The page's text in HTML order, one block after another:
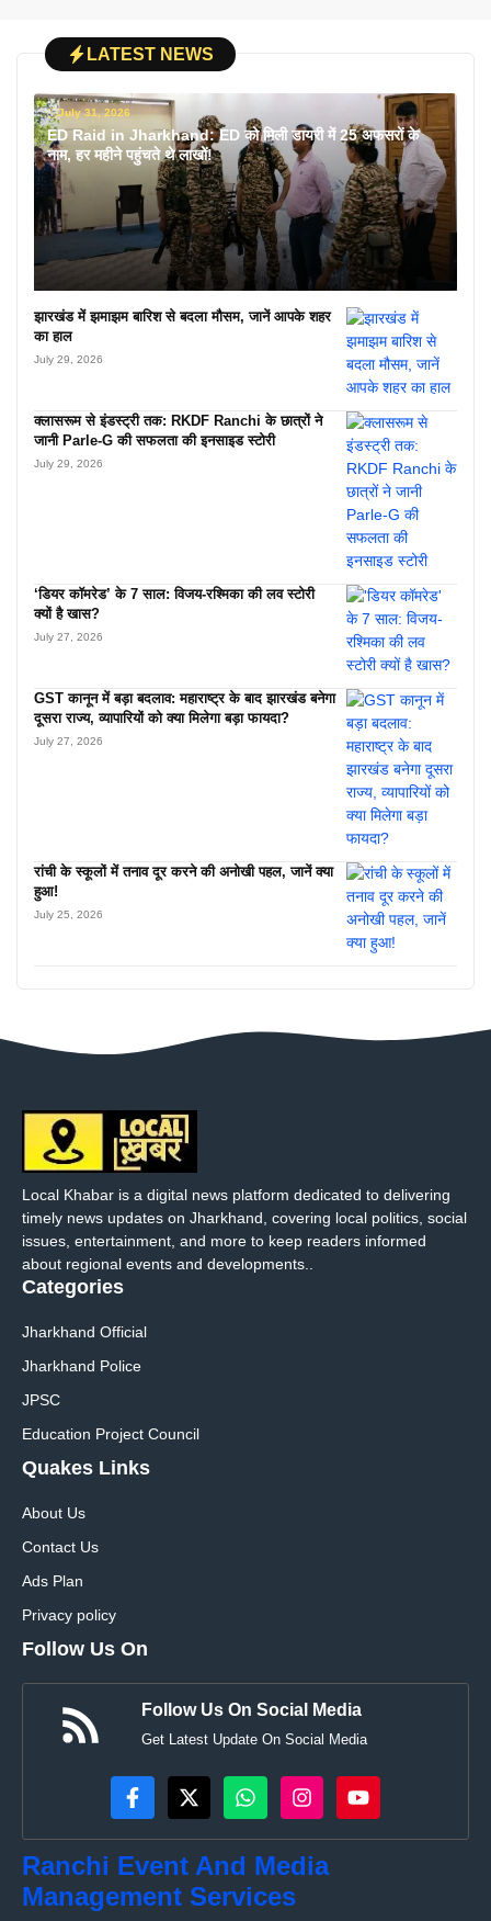
LATEST NEWS
July 31, 2026
ED Raid in Jharkhand: ED को मिली डायरी में 25 अफसरों के
नाम, हर महीने पहुंचते थे लाखों!
झारखंड में झमाझम बारिश से बदला मौसम, जानें आपके शहर
का हाल
July 29, 2026
क्लासरूम से इंडस्ट्री तक: RKDF Ranchi के छात्रों ने
जानी Parle-G की सफलता की इनसाइड स्टोरी
July 29, 2026
‘डियर कॉमरेड’ के 7 साल: विजय-रश्मिका की लव स्टोरी
क्यों है खास?
July 27, 2026
GST कानून में बड़ा बदलाव: महाराष्ट्र के बाद झारखंड बनेगा
दूसरा राज्य, व्यापारियों को क्या मिलेगा बड़ा फायदा?
July 27, 2026
रांची के स्कूलों में तनाव दूर करने की अनोखी पहल, जानें क्या
हुआ!
July 25, 2026
Local Khabar is a digital news platform dedicated to delivering
timely news updates on Jharkhand, covering local politics, social
issues, entertainment, and more to keep readers informed
about regional events and developments..
Categories
Jharkhand Official
Jharkhand Police
JPSC
Education Project Council
Quakes Links
About Us
Contact Us
Ads Plan
Privacy policy
Follow Us On
Follow Us On Social Media
Get Latest Update On Social Media
Ranchi Event And Media
Management Services